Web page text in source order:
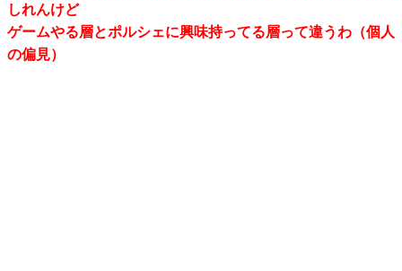
しれんけど
ゲームやる層とポルシェに興味持ってる層って違うわ（個人
の偏見）